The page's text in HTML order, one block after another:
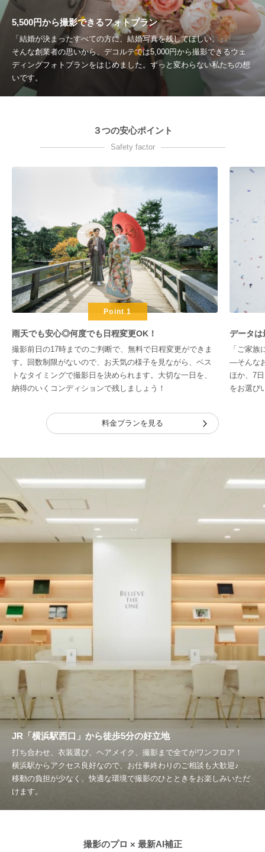
5,500円から撮影できるフォトプラン
「結婚が決まったすべての方に、結婚写真を残してほしい。」
そんな創業者の思いから、デコルテでは5,000円から撮影できるウェ
ディングフォトプランをはじめました。ずっと変わらない私たちの想
いです。
３つの安心ポイント
Safety factor
Point 1
雨天でも安心◎何度でも日程変更OK！
撮影前日の17時までのご判断で、無料で日程変更ができま
す。回数制限がないので、お天気の様子を見ながら、ベス
トなタイミングで撮影日を決められます。大切な一日を、
納得のいくコンディションで残しましょう！
データは
「ご家
―そんな
ほか、7
をお選び
料金プランを見る
JR「横浜駅西口」から徒歩5分の好立地
打ち合わせ、衣装選び、ヘアメイク、撮影まで全てがワンフロア！
横浜駅からアクセス良好なので、お仕事終わりのご相談も大歓迎♪
移動の負担が少なく、快適な環境で撮影のひとときをお楽しみいただ
けます。
撮影のプロ × 最新AI補正